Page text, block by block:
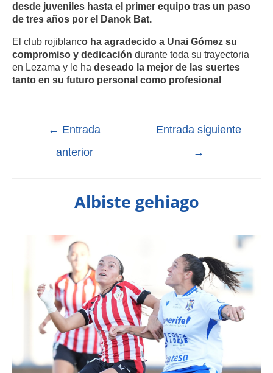
desde juveniles hasta el primer equipo tras un paso
de tres años por el Danok Bat.
El club rojiblanco ha agradecido a Unai Gómez su
compromiso y dedicación durante toda su trayectoria
en Lezama y le ha deseado la mejor de las suertes
tanto en su futuro personal como profesional
← Entrada
anterior
Entrada siguiente
→
Albiste gehiago